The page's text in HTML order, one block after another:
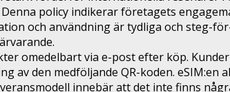
policy indikerar företagets
och användning är tydliga och steg-
omedelbart via e-post efter köp.
av den medföljande QR-koden.
innebär att det inte finns